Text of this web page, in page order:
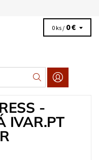
0 ks / 0 €
-
IVAR.PT